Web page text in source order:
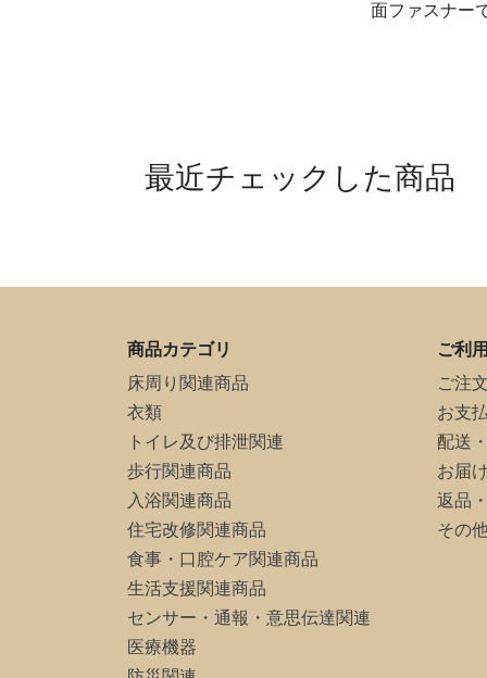
面ファスナー
最近チェックした商品
商品カテゴリ
床周り関連商品
衣類
トイレ及び排泄関連
歩行関連商品
入浴関連商品
住宅改修関連商品
食事・口腔ケア関連商品
生活支援関連商品
センサー・通報・意思伝達関連
医療機器
ご利
ご注
お支
配送
お届
返品
その